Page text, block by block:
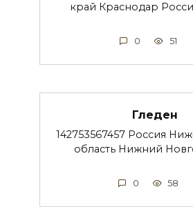
край Краснодар
0 51
Гледен
142753567457 Россия
область Нижний
0 58